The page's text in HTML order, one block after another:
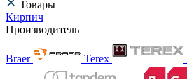
Товары
Кирпич
Производитель
Braer Terex